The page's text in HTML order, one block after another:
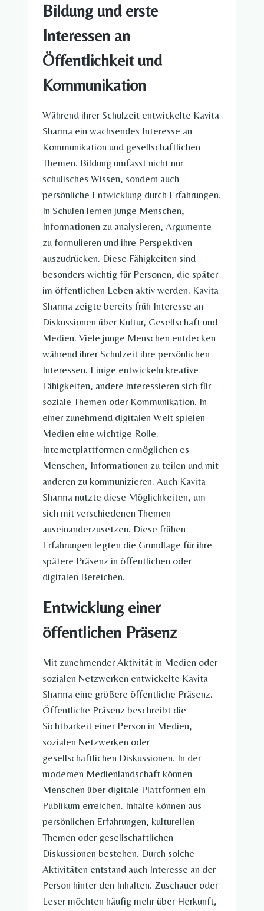
Bildung und erste
Interessen an
Öffentlichkeit und
Kommunikation
Während ihrer Schulzeit entwickelte Kavita
Sharma ein wachsendes Interesse an
Kommunikation und gesellschaftlichen
Themen. Bildung umfasst nicht nur
schulisches Wissen, sondern auch
persönliche Entwicklung durch Erfahrungen.
In Schulen lernen junge Menschen,
Informationen zu analysieren, Argumente
zu formulieren und ihre Perspektiven
auszudrücken. Diese Fähigkeiten sind
besonders wichtig für Personen, die später
im öffentlichen Leben aktiv werden. Kavita
Sharma zeigte bereits früh Interesse an
Diskussionen über Kultur, Gesellschaft und
Medien. Viele junge Menschen entdecken
während ihrer Schulzeit ihre persönlichen
Interessen. Einige entwickeln kreative
Fähigkeiten, andere interessieren sich für
soziale Themen oder Kommunikation. In
einer zunehmend digitalen Welt spielen
Medien eine wichtige Rolle.
Internetplattformen ermöglichen es
Menschen, Informationen zu teilen und mit
anderen zu kommunizieren. Auch Kavita
Sharma nutzte diese Möglichkeiten, um
sich mit verschiedenen Themen
auseinanderzusetzen. Diese frühen
Erfahrungen legten die Grundlage für ihre
spätere Präsenz in öffentlichen oder
digitalen Bereichen.
Entwicklung einer
öffentlichen Präsenz
Mit zunehmender Aktivität in Medien oder
sozialen Netzwerken entwickelte Kavita
Sharma eine größere öffentliche Präsenz.
Öffentliche Präsenz beschreibt die
Sichtbarkeit einer Person in Medien,
sozialen Netzwerken oder
gesellschaftlichen Diskussionen. In der
modernen Medienlandschaft können
Menschen über digitale Plattformen ein
Publikum erreichen. Inhalte können aus
persönlichen Erfahrungen, kulturellen
Themen oder gesellschaftlichen
Diskussionen bestehen. Durch solche
Aktivitäten entstand auch Interesse an der
Person hinter den Inhalten. Zuschauer oder
Leser möchten häufig mehr über Herkunft,